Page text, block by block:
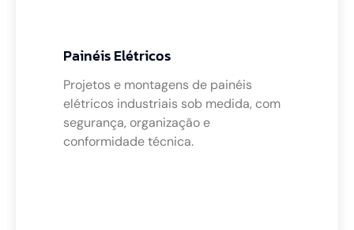
Painéis Elétricos
Projetos e montagens de painéis
elétricos industriais sob medida, com
segurança, organização e
conformidade técnica.